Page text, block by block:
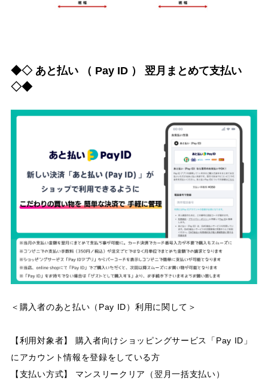
◆◇ あと払い （ Pay ID ） 翌月まとめて支払い
◇◆
＜購入者のあと払い（Pay ID）利用に関して＞
【利用対象者】 購入者向けショッピングサービス「Pay ID」
にアカウント情報を登録をしている方
【支払い方式】 マンスリークリア（翌月一括支払い）